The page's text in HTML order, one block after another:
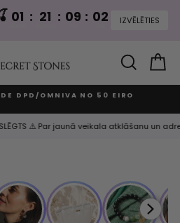
🍒 01 : 21 : 09 : 01
DPD/OMNIVA NO 50 EIRO
⚠️ Par jaunā veikala atklāšanu un adresi